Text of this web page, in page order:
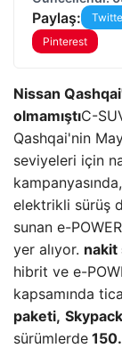
Paylaş:
Pinterest
Nissan
olmamıştıC-
Qashqai'nin
seviyeleri için
elektrikli sürüş
sunan e-
yer alıyor. nakit
hibrit ve e-
kapsamında
paketi,
sürümlerde